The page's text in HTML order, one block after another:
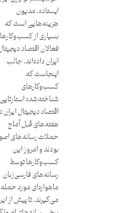
ایستاده، مدیون
هزینه‌هایی است که
بسیاری از
فعالان اقتصاد
ایران داده‌اند. جالب
اینجاست که
کسب‌وکارهای
شناخته‌شده
اقتصاد دیجیتال ایران
هفته‌های قبل آماج
حملات رسانه‌های
بودند و امروز این
کسب‌وکارها توسط
رسانه‌های فارسی‌زبان
ماهواره‌ای مورد حمله
می‌گیرند. تا پیش از